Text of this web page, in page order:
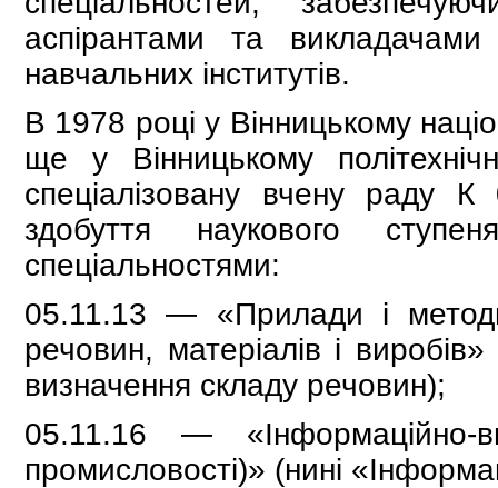
аспірантами та
навчальних інститутів.
В 1978 році у Вінницькому
ще у Вінницькому
спеціалізовану вчену раду
здобуття наукового
спеціальностями:
05.11.13 — «Прилади і
речовин, матеріалів і
визначення складу речовин);
05.11.16 — «Інформаційно-
промисловості)» (нині